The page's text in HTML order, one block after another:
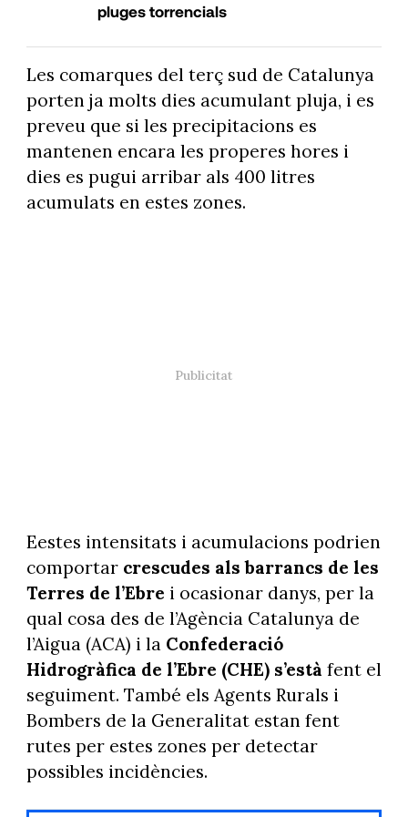
pluges torrencials
Les comarques del terç sud de Catalunya
porten ja molts dies acumulant pluja, i es
preveu que si les precipitacions es
mantenen encara les properes hores i
dies es pugui arribar als 400 litres
acumulats en estes zones.
Eestes intensitats i acumulacions podrien
comportarcrescudes als barrancs de les
Terres de l’Ebre i ocasionar danys, per la
qual cosa des de l’Agència Catalunya de
l’Aigua (ACA) i la Confederació
Hidrogràfica de l’Ebre (CHE) s’està fent el
seguiment. També els Agents Rurals i
Bombers de la Generalitat estan fent
rutes per estes zones per detectar
possibles incidències.